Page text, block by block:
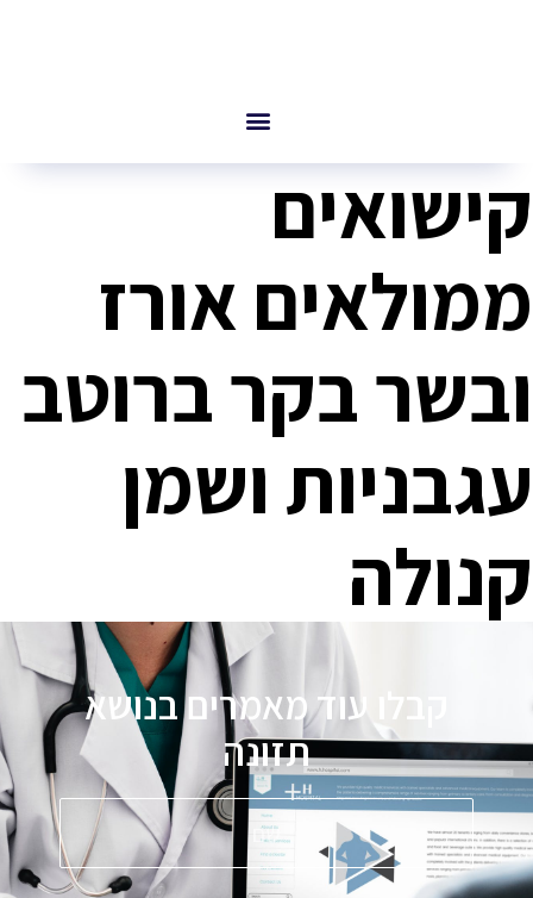
קישואים
ממולאים אורז
ובשר בקר ברוטב
עגבניות ושמן
קנולה
קבלו עוד מאמרים בנושא
תזונה